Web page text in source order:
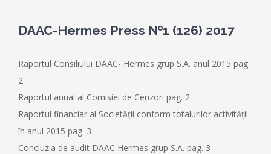
DAAC-Hermes Press №1 (126) 2017
Raportul Consiliului DAAC- Hermes grup S.A. anul 2015 pag.
2
Raportul anual al Comisiei de Cenzori pag. 2
Raportul financiar al Societăţii conform totalurilor activităţii
în anul 2015 pag. 3
Concluzia de audit DAAC Hermes grup S.A. pag. 3